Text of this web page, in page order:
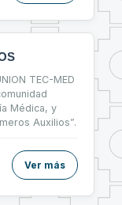
TEC-MED
Médica, y
Auxilios”.
Ver más